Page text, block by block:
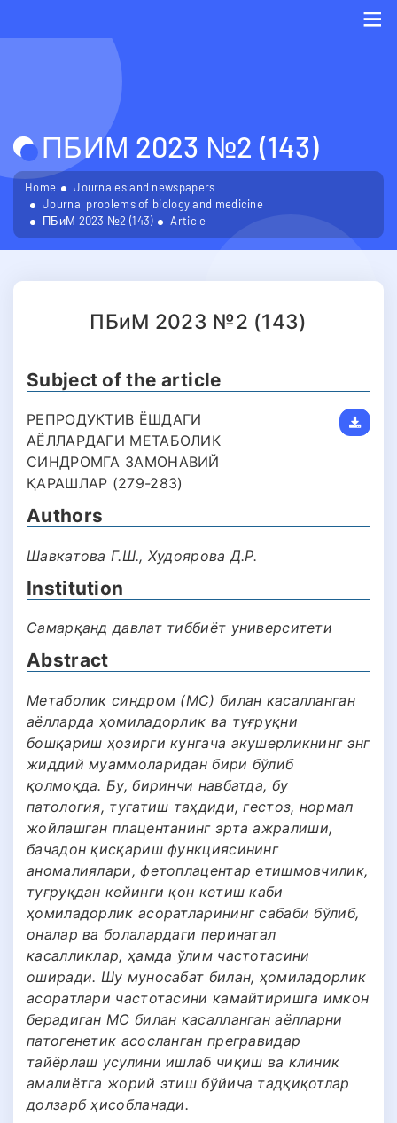
ПБИМ 2023 №2 (143)
Home
Journales and newspapers
Journal problems of biology and medicine
ПБиМ 2023 №2 (143)
Article
ПБиМ 2023 №2 (143)
Subject of the article
РЕПРОДУКТИВ ЁШДАГИ
АЁЛЛАРДАГИ МЕТАБОЛИК
СИНДРОМГА ЗАМОНАВИЙ
ҚАРАШЛАР (279-283)
Authors
Шавкатова Г.Ш., Худоярова Д.Р.
Institution
Самарқанд давлат тиббиёт университети
Abstract
Метаболик синдром (МС) билан касалланган
аёлларда ҳомиладорлик ва туғруқни
бошқариш ҳозирги кунгача акушерликнинг энг
жиддий муаммоларидан бири бўлиб
қолмоқда. Бу, биринчи навбатда, бу
патология, тугатиш таҳдиди, гестоз, нормал
жойлашган плацентанинг эрта ажралиши,
бачадон қисқариш функциясининг
аномалиялари, фетоплацентар етишмовчилик,
туғруқдан кейинги қон кетиш каби
ҳомиладорлик асоратларининг сабаби бўлиб,
оналар ва болалардаги перинатал
касалликлар, ҳамда ўлим частотасини
оширади. Шу муносабат билан, ҳомиладорлик
асоратлари частотасини камайтиришга имкон
берадиган МС билан касалланган аёлларни
патогенетик асосланган прегравидар
тайёрлаш усулини ишлаб чиқиш ва клиник
амалиётга жорий этиш бўйича тадқиқотлар
долзарб ҳисобланади.